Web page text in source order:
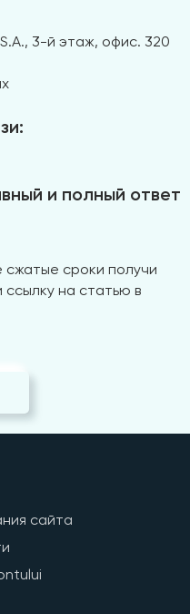
3-й этаж, офис. 320
и полный ответ
сжатые сроки получи
ссылку на статью в
сайта